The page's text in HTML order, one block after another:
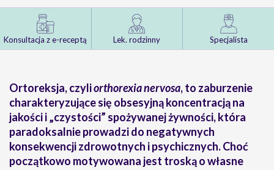
Konsultacja z e-receptą Lek. rodzinny Specjalista
Ortoreksja, czyliorthorexia nervosa, to zaburzenie
charakteryzujące się obsesyjną koncentracją na
jakości i „czystości” spożywanej żywności, która
paradoksalnie prowadzi do negatywnych
konsekwencji zdrowotnych i psychicznych. Choć
początkowo motywowana jest troską o własne